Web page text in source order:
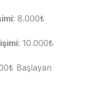
: 8.000₺
: 10.000₺
Başlayan